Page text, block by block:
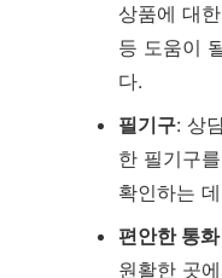
상품에 대
등 도움이
다.
필기구: 상
한 필기구
확인하는
편안한 통
원활한 곳